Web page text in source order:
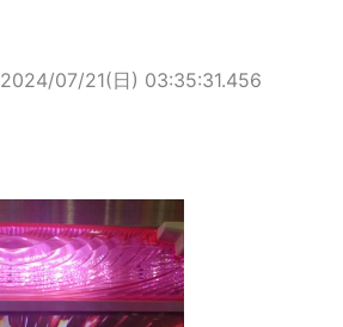
2024/07/21(日) 03:35:31.456